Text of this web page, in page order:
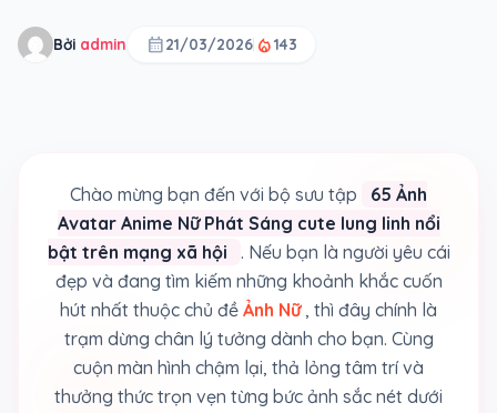
Bởi admin calendar_month21/03/2026 local_fire_department143
Chào mừng bạn đến với bộ sưu tập
65 Ảnh
Avatar Anime Nữ Phát Sáng cute lung linh nổi
bật trên mạng xã hội
. Nếu bạn là người yêu cái
đẹp và đang tìm kiếm những khoảnh khắc cuốn
hút nhất thuộc chủ đề Ảnh Nữ, thì đây chính là
trạm dừng chân lý tưởng dành cho bạn. Cùng
cuộn màn hình chậm lại, thả lỏng tâm trí và
thưởng thức trọn vẹn từng bức ảnh sắc nét dưới